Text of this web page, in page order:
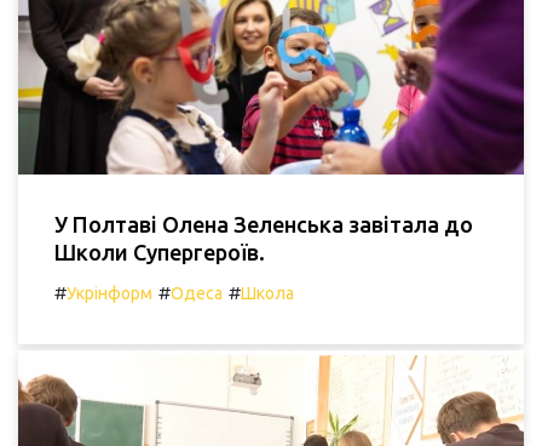
У Полтаві Олена Зеленська завітала до
Школи Супергероїв.
#Укрінформ #Одеса #Школа